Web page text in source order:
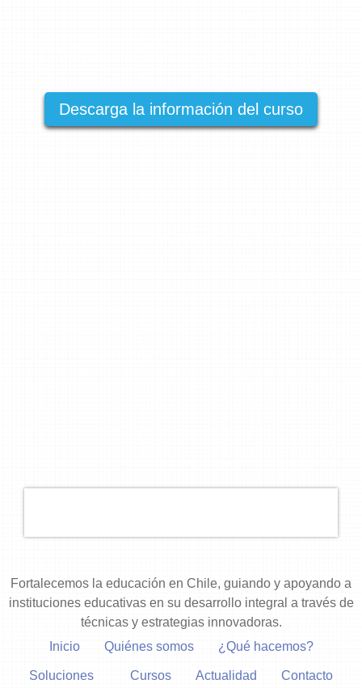
Descarga la información del curso
Fortalecemos la educación en Chile, guiando y apoyando a
instituciones educativas en su desarrollo integral a través de
técnicas y estrategias innovadoras.
Inicio
Quiénes somos ¿Qué hacemos?
Soluciones Cursos Actualidad Contacto